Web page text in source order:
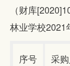
（财库
林业学校2021
序号 采